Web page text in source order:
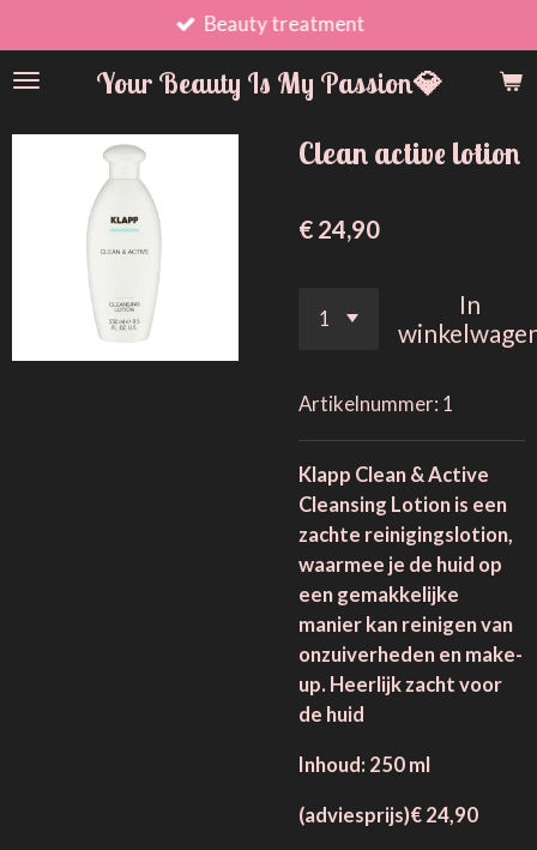
direct
naar
hoofdinhoud
Your Beauty Is My Passion💎
Beauty treatment
Clean active lotion
€ 24,90
In
Artikelnummer: 1
Klapp Clean & Active
Cleansing Lotion is een
zachte reinigingslotion,
waarmee je de huid op
een gemakkelijke
manier kan reinigen van
onzuiverheden en make-
up. Heerlijk zacht voor
de huid
Inhoud: 250 ml
(adviesprijs)€ 24,90